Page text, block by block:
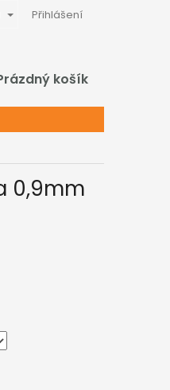
Přihlášení
košík
0,9mm